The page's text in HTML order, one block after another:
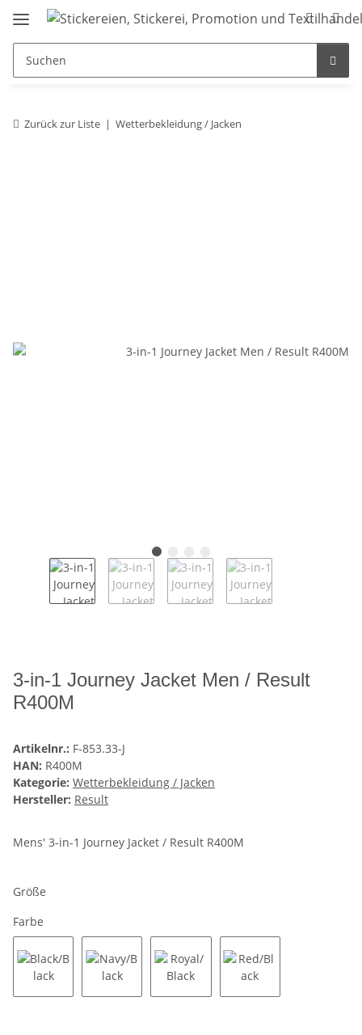
Zurück zur Liste Wetterbekleidung / Jacken
3-in-1 Journey Jacket Men / Result
R400M
Artikelnr.: F-853.33-J
HAN: R400M
Kategorie: Wetterbekleidung / Jacken
Hersteller: Result
Mens' 3-in-1 Journey Jacket / Result R400M
Größe
Farbe